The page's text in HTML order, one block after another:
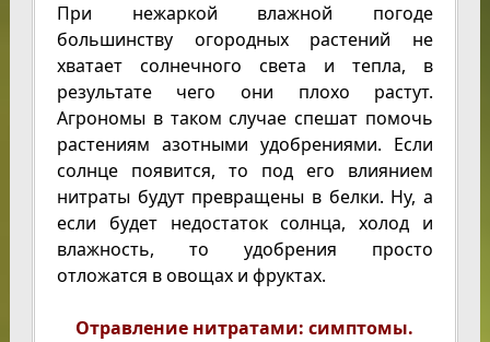
При нежаркой влажной погоде
большинству огородных растений не
хватает солнечного света и тепла, в
результате чего они плохо растут.
Агрономы в таком случае спешат помочь
растениям азотными удобрениями. Если
солнце появится, то под его влиянием
нитраты будут превращены в белки. Ну, а
если будет недостаток солнца, холод и
влажность, то удобрения просто
отложатся в овощах и фруктах.
Отравление нитратами: симптомы.